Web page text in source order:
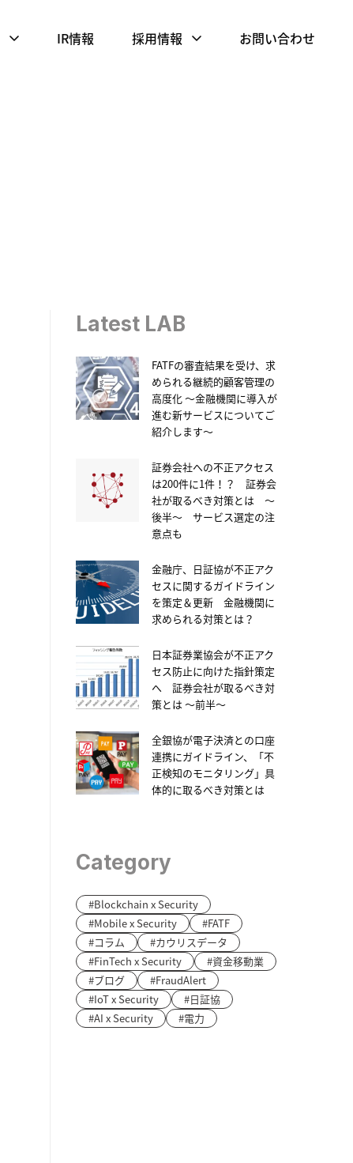
IR情報 採用情報 お問い合わせ
Latest LAB
FATFの審査結果を受け、求
められる継続的顧客管理の
高度化 ～金融機関に導入が
進む新サービスについてご
紹介します～
証券会社への不正アクセス
は200件に1件！？ 証券会
社が取るべき対策とは ～
後半～ サービス選定の注
意点も
金融庁、日証協が不正アク
セスに関するガイドライン
を策定＆更新 金融機関に
求められる対策とは？
日本証券業協会が不正アク
セス防止に向けた指針策定
へ 証券会社が取るべき対
策とは ～前半～
全銀協が電子決済との口座
連携にガイドライン、「不
正検知のモニタリング」具
体的に取るべき対策とは
Category
Blockchain x Security
Mobile x Security
FATF
コラム
カウリスデータ
FinTech x Security
資金移動業
ブログ
FraudAlert
IoT x Security
日証協
AI x Security
電力